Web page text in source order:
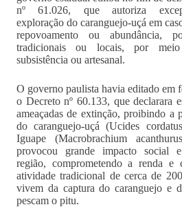
nº 61.026, que autoriza
exploração do caranguejo-uçá em
repovoamento ou abundância,
tradicionais ou locais, por
subsistência ou artesanal.
O governo paulista havia editado em
o Decreto nº 60.133, que declarara
ameaçadas de extinção, proibindo a
do caranguejo-uçá (Ucides
Iguape (Macrobrachium
provocou grande impacto social
região, comprometendo a renda e
atividade tradicional de cerca de
vivem da captura do caranguejo e
pescam o pitu.